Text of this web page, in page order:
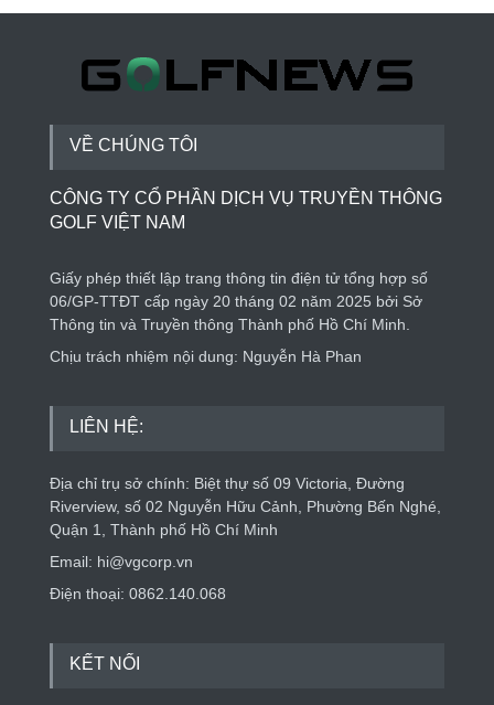
VỀ CHÚNG TÔI
CÔNG TY CỔ PHẦN DỊCH VỤ TRUYỀN THÔNG
GOLF VIỆT NAM
Giấy phép thiết lập trang thông tin điện tử tổng hợp số
06/GP-TTĐT cấp ngày 20 tháng 02 năm 2025 bởi Sở
Thông tin và Truyền thông Thành phố Hồ Chí Minh.
Chịu trách nhiệm nội dung: Nguyễn Hà Phan
LIÊN HỆ:
Địa chỉ trụ sở chính: Biệt thự số 09 Victoria, Đường
Riverview, số 02 Nguyễn Hữu Cảnh, Phường Bến Nghé,
Quận 1, Thành phố Hồ Chí Minh
Email: hi@vgcorp.vn
Điện thoại: 0862.140.068
KẾT NỐI